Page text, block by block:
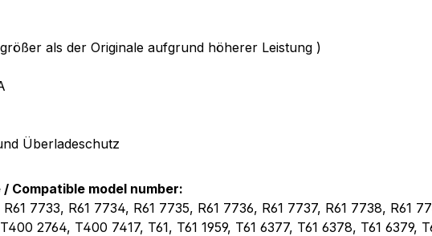
als der Originale aufgrund höherer Leistung )
Überladeschutz
Compatible model number:
R61 7733, R61 7734, R61 7735, R61 7736, R61 7737, R61 7738, R61
2764, T400 7417, T61, T61 1959, T61 6377, T61 6378, T61 6379,